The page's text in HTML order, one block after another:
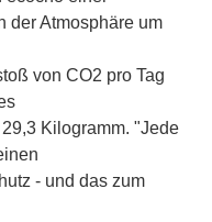
der Atmosphäre um
von CO2 pro Tag
Kilogramm. "Jede
- und das zum